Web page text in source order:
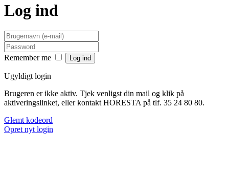
Log ind
Remember me
Ugyldigt login
Brugeren er ikke aktiv. Tjek venligst din mail og klik på
aktiveringslinket, eller kontakt HORESTA på tlf. 35 24 80 80.
Glemt kodeord
Opret nyt login